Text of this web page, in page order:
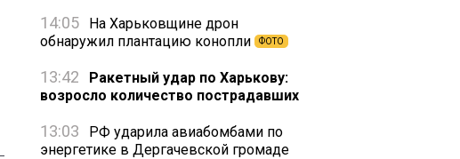
14:05
На Харьковщине дрон
обнаружил плантацию конопли
ФОТО
13:42
Ракетный удар по Харькову:
возросло количество пострадавших
13:03
РФ ударила авиабомбами по
энергетике в Дергачевской громаде